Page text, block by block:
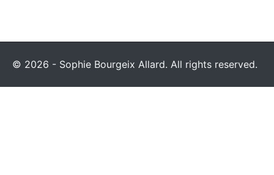
© 2026 - Sophie Bourgeix Allard. All rights reserved.